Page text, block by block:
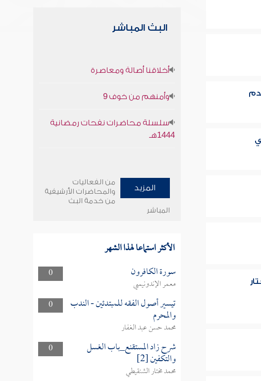
البث المباشر
أخلاقنا أصالة ومعاصرة
وأمنهم من خوف 9
سلسلة محاضرات نفحات رمضانية
1444هـ
المزيد
من الفعاليات
والمحاضرات الأرشيفية
من خدمة البث
المباشر
الأكثر استماعا لهذا الشهر
0 سورة الكافرون
معمر الإندونيسي
0
تيسير أصول الفقه للمبتدئين - الندب
والمحرم
محمد حسن عبد الغفار
0
شرح زاد المستقنع_باب الغسل
والتكفين [2]
محمد مختار الشنقيطي